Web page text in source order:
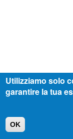
Utilizziamo solo
garantire la tua
OK